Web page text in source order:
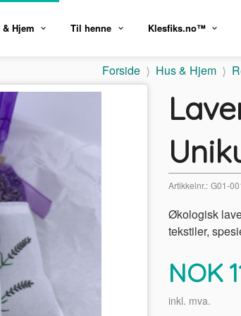
& Hjem Til henne Klesfiks.no™
Forside Hus & Hjem
Artikkelnr.: G01-
Økologisk
tekstiler,
Pris
NOK
inkl. mva.